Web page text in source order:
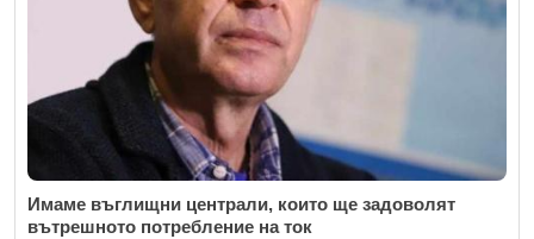
Имаме въглищни централи, които ще задоволят
вътрешното потребление на ток